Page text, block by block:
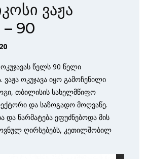
ვაჟა
– 90
წელს 90 წელი
ოკუჯავა იყო გამოჩენილი
თბილისის სახელმწიფო
და საზოგადო მოღვაწე.
და წარმატება ეფუძნებოდა მის
ღირსებებს, კეთილშობილ